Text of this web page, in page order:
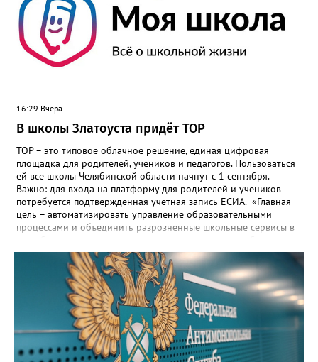
16:29 Вчера
В школы Златоуста придёт ТОР
ТОР – это типовое облачное решение, единая цифровая
площадка для родителей, учеников и педагогов. Пользоваться
ей все школы Челябинской области начнут с 1 сентября.
Важно: для входа на платформу для родителей и учеников
потребуется подтверждённая учётная запись ЕСИА. «Главная
цель – автоматизировать управление образовательными
процессами и объединить разрозненные школьные сервисы в
региональном министерстве образования. - Платформа ТОР
“Моя школа” объединит все школьные сервисы в единую
безопасную государственную экосистему. Предполагается, что
переход пройдёт максимально комфортно для пользователей».
Привычные функции - оценки, расписание, домашние задания,
связь с учителями, знакомые пользователям экосистемы
«Госуслуги Моя школа», не просто сохранятся, они будут
собраны в одном месте, подчеркнули в ведомстве. Причём в
этом случае переход на ТОР станет вообще незаметным.